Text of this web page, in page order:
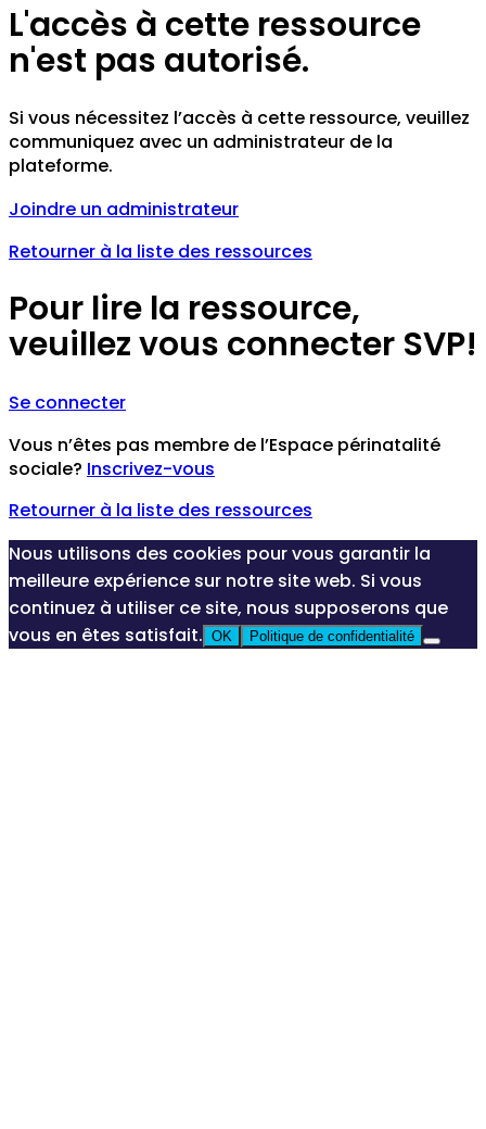
L'accès à cette ressource
n'est pas autorisé.
Si vous nécessitez l’accès à cette ressource, veuillez
communiquez avec un administrateur de la
plateforme.
Joindre un administrateur
Retourner à la liste des ressources
Pour lire la ressource,
veuillez vous connecter SVP!
Se connecter
Vous n’êtes pas membre de l’Espace périnatalité
sociale? Inscrivez-vous
Retourner à la liste des ressources
Nous utilisons des cookies pour vous garantir la
meilleure expérience sur notre site web. Si vous
continuez à utiliser ce site, nous supposerons que
vous en êtes satisfait. OK Politique de confidentialité